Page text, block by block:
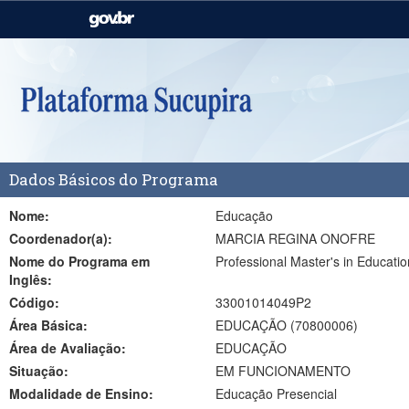
Casa Civil
Pecuária e Abastecimento
Dados Básicos do Programa
Nome:
Educação
Coordenador(a):
MARCIA REGINA ONOFRE
Nome do Programa em
Inglês:
Professional Master's in
Código:
33001014049P2
Área Básica:
EDUCAÇÃO (70800006)
Área de Avaliação:
EDUCAÇÃO
Situação:
EM FUNCIONAMENTO
Modalidade de Ensino:
Educação Presencial